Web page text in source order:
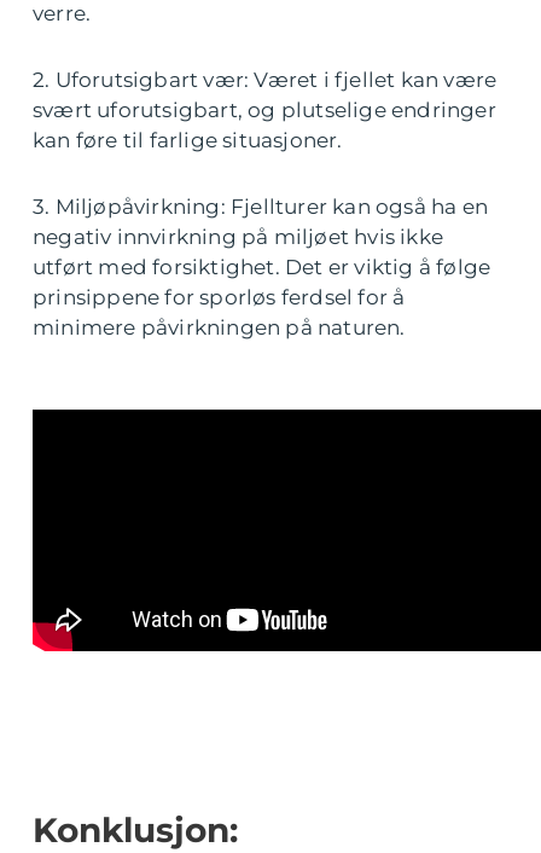
verre.
2. Uforutsigbart vær: Været i fjellet kan være
svært uforutsigbart, og plutselige endringer
kan føre til farlige situasjoner.
3. Miljøpåvirkning: Fjellturer kan også ha en
negativ innvirkning på miljøet hvis ikke
utført med forsiktighet. Det er viktig å følge
prinsippene for sporløs ferdsel for å
minimere påvirkningen på naturen.
Konklusjon: